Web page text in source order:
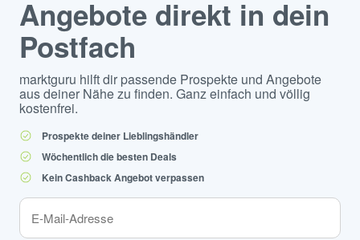
Angebote direkt in dein
Postfach
marktguru hilft dir passende Prospekte und Angebote
aus deiner Nähe zu finden. Ganz einfach und völlig
kostenfrei.
Prospekte deiner Lieblingshändler
Wöchentlich die besten Deals
Kein Cashback Angebot verpassen